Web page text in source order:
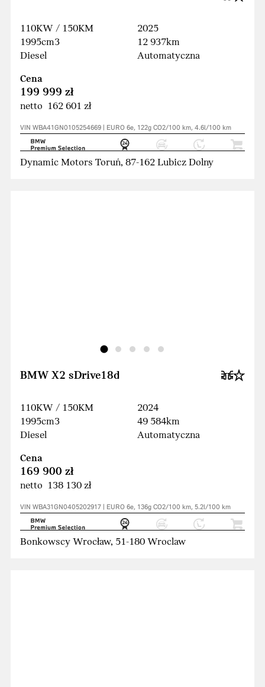
110KW / 150KM
1995cm3
Diesel
2025
12 937km
Automatyczna
Cena
199 999 zł
netto 162 601 zł
VIN WBA41GN0105254669 | EURO 6e, 122g CO2/100 km, 4.6l/100 km
Dynamic Motors Toruń, 87-162 Lubicz Dolny
BMW X2 sDrive18d
110KW / 150KM
1995cm3
Diesel
2024
49 584km
Automatyczna
Cena
169 900 zł
netto 138 130 zł
VIN WBA31GN0405202917 | EURO 6e, 136g CO2/100 km, 5.2l/100 km
Bonkowscy Wrocław, 51-180 Wroclaw